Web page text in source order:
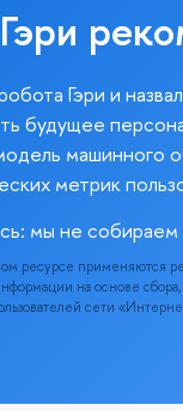
Гэри и
будущее
машинного
метрик
мы не
ресурсе применяются
на основе
сети